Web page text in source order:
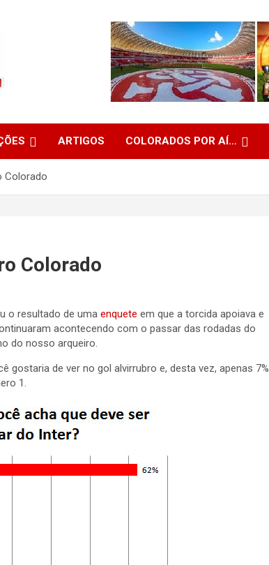
ARTIGOS COLORADOS POR AÍ…
Colorado
Colorado
o resultado de uma enquete em que a torcida apoiava e
acontecendo com o passar das rodadas do
do nosso arqueiro.
gostaria de ver no gol alvirrubro e, desta vez, apenas 7%
1.